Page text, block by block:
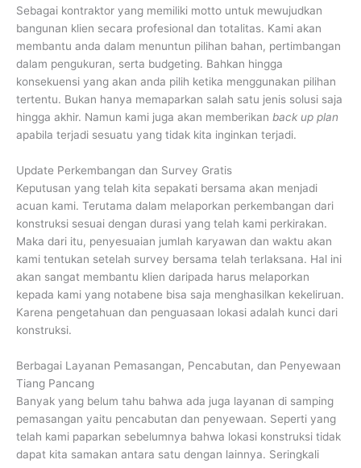
Sebagai kontraktor yang memiliki motto untuk mewujudkan
bangunan klien secara profesional dan totalitas. Kami akan
membantu anda dalam menuntun pilihan bahan, pertimbangan
dalam pengukuran, serta budgeting. Bahkan hingga
konsekuensi yang akan anda pilih ketika menggunakan pilihan
tertentu. Bukan hanya memaparkan salah satu jenis solusi saja
hingga akhir. Namun kami juga akan memberikan back up plan
apabila terjadi sesuatu yang tidak kita inginkan terjadi.
Update Perkembangan dan Survey Gratis
Keputusan yang telah kita sepakati bersama akan menjadi
acuan kami. Terutama dalam melaporkan perkembangan dari
konstruksi sesuai dengan durasi yang telah kami perkirakan.
Maka dari itu, penyesuaian jumlah karyawan dan waktu akan
kami tentukan setelah survey bersama telah terlaksana. Hal ini
akan sangat membantu klien daripada harus melaporkan
kepada kami yang notabene bisa saja menghasilkan kekeliruan.
Karena pengetahuan dan penguasaan lokasi adalah kunci dari
konstruksi.
Berbagai Layanan Pemasangan, Pencabutan, dan Penyewaan
Tiang Pancang
Banyak yang belum tahu bahwa ada juga layanan di samping
pemasangan yaitu pencabutan dan penyewaan. Seperti yang
telah kami paparkan sebelumnya bahwa lokasi konstruksi tidak
dapat kita samakan antara satu dengan lainnya. Seringkali